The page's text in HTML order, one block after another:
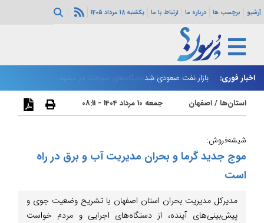
آرشیو برچسب ها درباره ما ارتباط با ما یکشنبه 18 مرداد 1405
اخبار فوری: بازار نفت صعودی شد
استان‌ها /اصفهان جمعه 10 مرداد 1404 - 08:11
شیشه‌فروش:
موج جدید گرما و بحران مدیریت آب و برق در راه
است
مدیرکل مدیریت بحران استان اصفهان با تشریح وضعیت جوی و
پیش‌بینی‌های آینده، از دستگاه‌های اجرایی و مردم خواست